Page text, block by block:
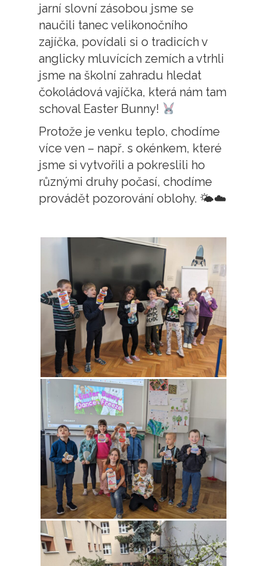
jarní slovní zásobou jsme se
naučili tanec velikonočního
zajíčka, povídali si o tradicích v
anglicky mluvících zemích a vtrhli
jsme na školní zahradu hledat
čokoládová vajíčka, která nám tam
schoval Easter Bunny!
Protože je venku teplo, chodíme
více ven – např. s okénkem, které
jsme si vytvořili a pokreslili ho
různými druhy počasí, chodíme
provádět pozorování oblohy. 🌤☁